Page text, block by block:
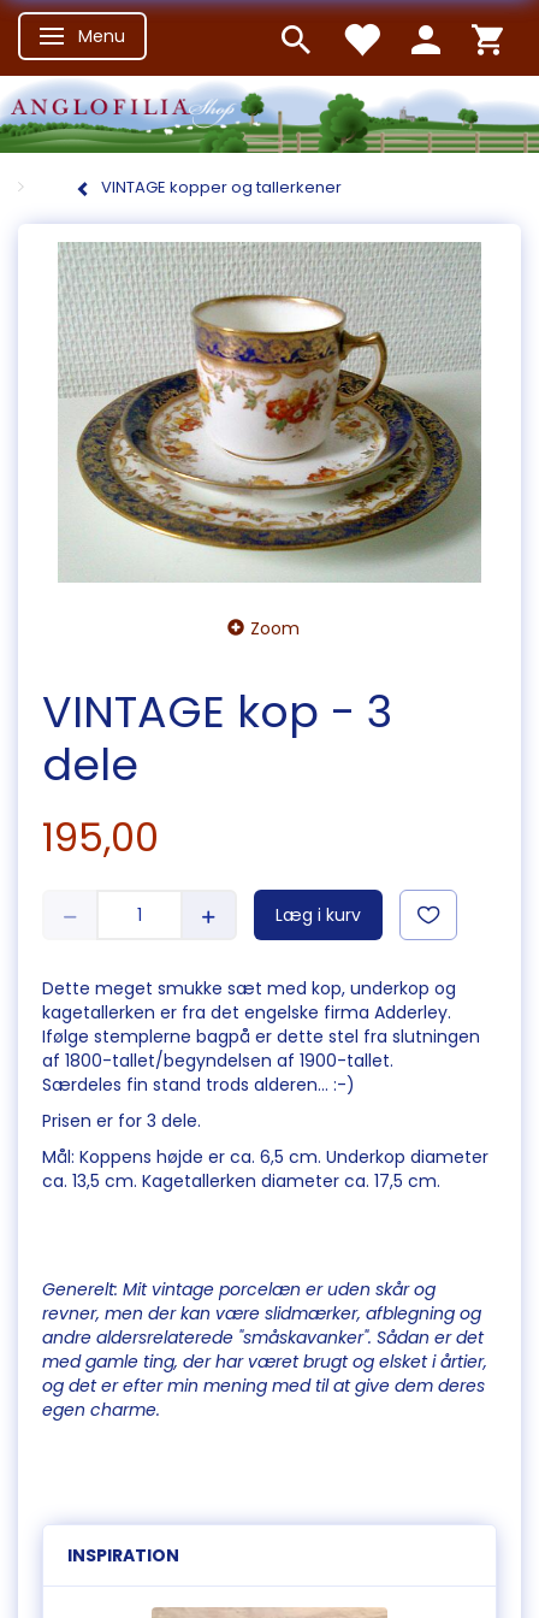
Skifte navigation
Menu
VINTAGE kopper og tallerkener
Zoom
VINTAGE kop - 3
dele
195,00
Læg i kurv
Dette meget smukke sæt med kop, underkop og
kagetallerken er fra det engelske firma Adderley.
Ifølge stemplerne bagpå er dette stel fra slutningen
af 1800-tallet/begyndelsen af 1900-tallet.
Særdeles fin stand trods alderen... :-)
Prisen er for 3 dele.
Mål: Koppens højde er ca. 6,5 cm. Underkop diameter
ca. 13,5 cm. Kagetallerken diameter ca. 17,5 cm.
Generelt: Mit vintage porcelæn er uden skår og
revner, men der kan være slidmærker, afblegning og
andre aldersrelaterede "småskavanker". Sådan er det
med gamle ting, der har været brugt og elsket i årtier,
og det er efter min mening med til at give dem deres
egen charme.
INSPIRATION